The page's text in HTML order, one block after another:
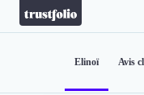
Elinoï Avis